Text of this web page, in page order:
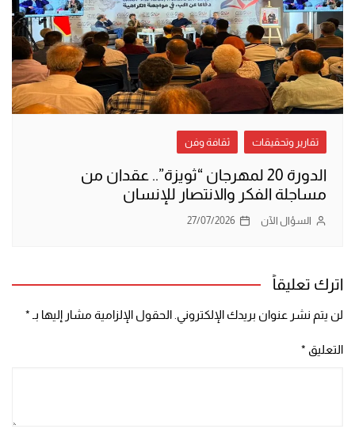
تقارير وتحقيقات ثقافة وفن
الدورة 20 لمهرجان “ثويزة”.. عقدان من
مساجلة الفكر والانتصار للإنسان
السؤال الآن 27/07/2026
اترك تعليقاً
لن يتم نشر عنوان بريدك الإلكتروني.الحقول الإلزامية مشار إليها بـ *
التعليق *